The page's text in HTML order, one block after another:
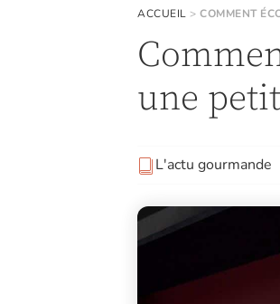
ACCUEIL > COMMENT
une
L'actu gourmande